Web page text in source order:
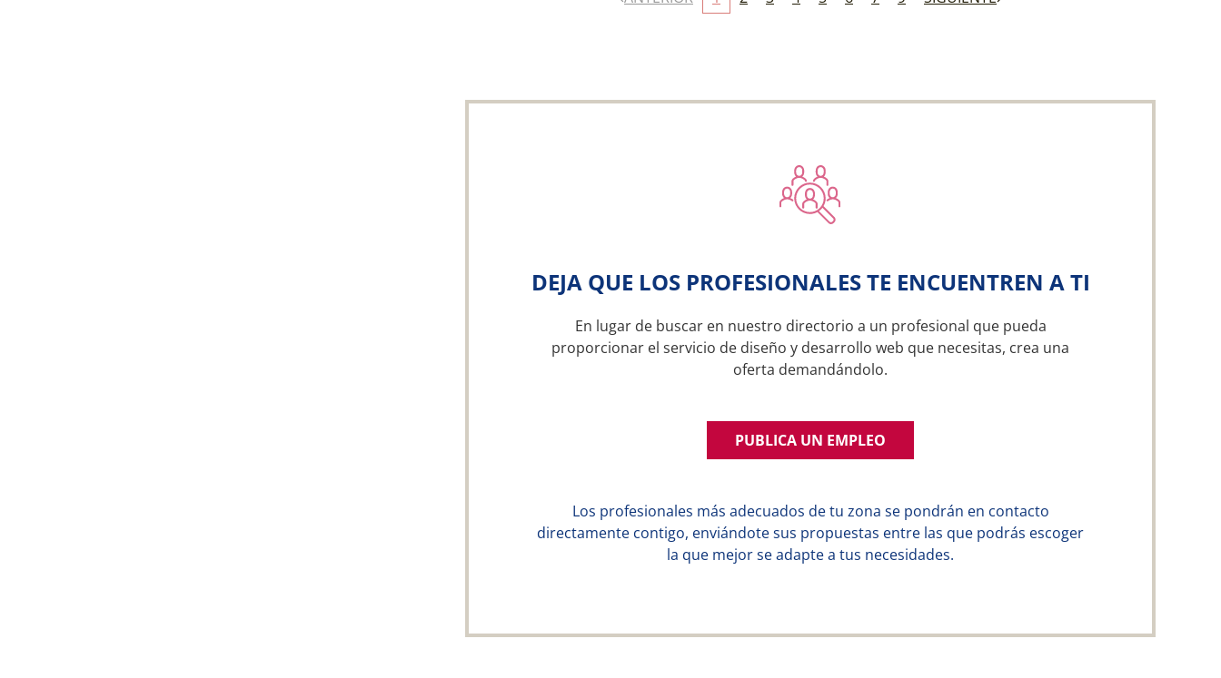
DEJA QUE LOS PROFESIONALES TE ENCUENTREN A TI
En lugar de buscar en nuestro directorio a un profesional que pueda
proporcionar el servicio de diseño y desarrollo web que necesitas, crea una
oferta demandándolo.
PUBLICA UN EMPLEO
Los profesionales más adecuados de tu zona se pondrán en contacto
directamente contigo, enviándote sus propuestas entre las que podrás escoger
la que mejor se adapte a tus necesidades.